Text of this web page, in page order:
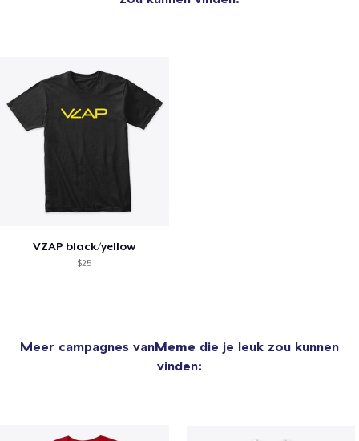
VZAP black/yellow
$25
Meer campagnes vanMeme die je leuk zou kunnen
vinden: